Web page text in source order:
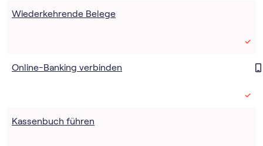
Wiederkehrende Belege
Online-Banking verbinden
Kassenbuch führen